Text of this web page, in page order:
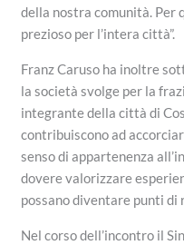
della nostra comunità. Per
prezioso per l’intera città”.
Franz Caruso ha inoltre
la società svolge per la
integrante della città di
contribuiscono ad
senso di appartenenza
dovere valorizzare
possano diventare punti
Nel corso dell’incontro il